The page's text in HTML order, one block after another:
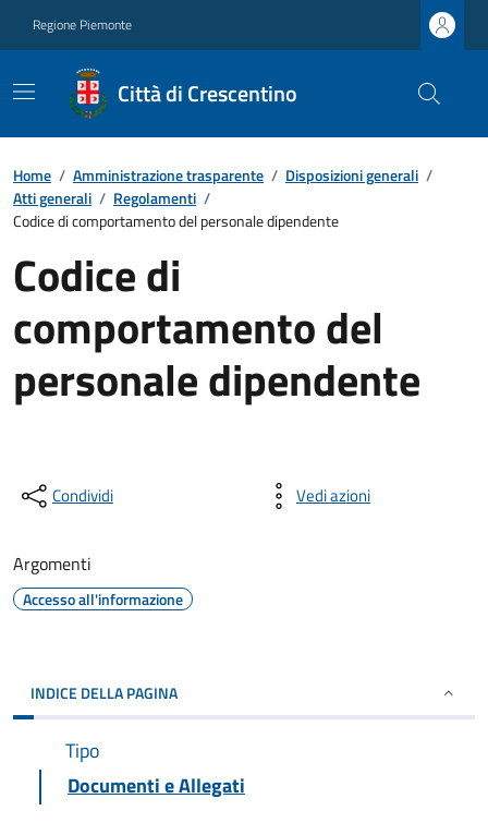
Regione Piemonte
Città di Crescentino
Home / Amministrazione trasparente / Disposizioni generali /
Atti generali / Regolamenti /
Codice di comportamento del personale dipendente
Codice di
comportamento del
personale dipendente
Condividi Vedi azioni
Argomenti
Accesso all'informazione
INDICE DELLA PAGINA
Tipo
Documenti e Allegati